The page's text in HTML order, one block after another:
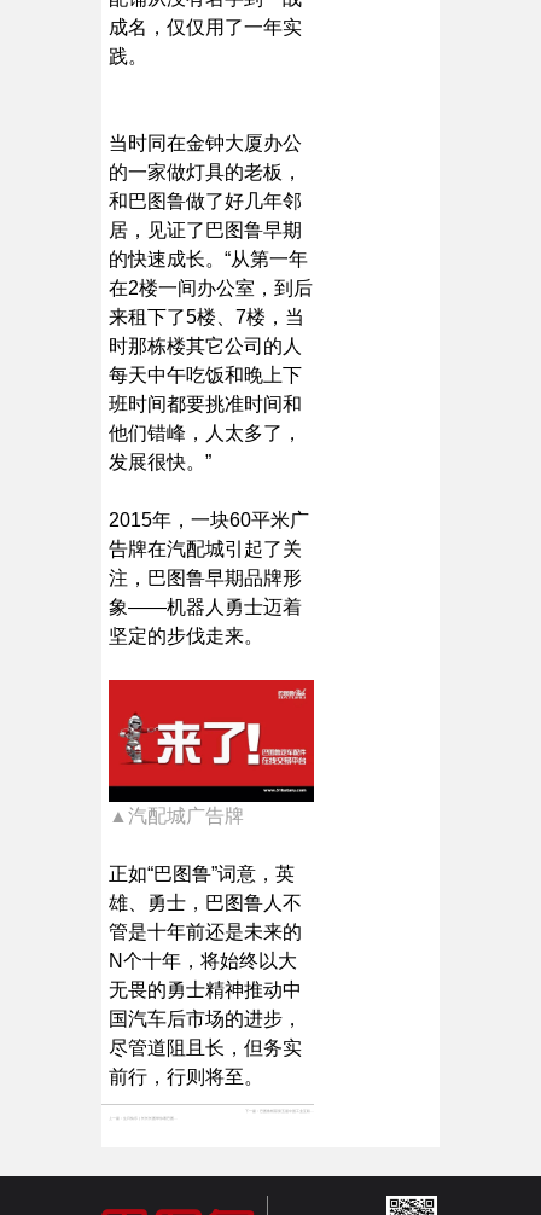
成名，仅仅用了一年实
践。
当时同在金钟大厦办公
的一家做灯具的老板，
和巴图鲁做了好几年邻
居，见证了巴图鲁早期
的快速成长。“从第一年
在2楼一间办公室，到后
来租下了5楼、7楼，当
时那栋楼其它公司的人
每天中午吃饭和晚上下
班时间都要挑准时间和
他们错峰，人太多了，
发展很快。”
2015年，一块60平米广
告牌在汽配城引起了关
注，巴图鲁早期品牌形
象——机器人勇士迈着
坚定的步伐走来。
▲汽配城广告牌
正如“巴图鲁”词意，英
雄、勇士，巴图鲁人不
管是十年前还是未来的
N个十年，将始终以大
无畏的勇士精神推动中
国汽车后市场的进步，
尽管道阻且长，但务实
前行，行则将至。
上一篇：生日快乐 | 长长长图带你看巴图鲁这十年
下一篇： 巴图鲁斩获第五届中国工业互联网大赛稳链强链赛题全国决赛优秀奖